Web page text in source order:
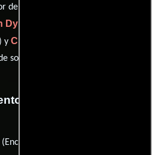
de micrófono),
Dykes
y Christian Wangler
sonido)
de vestuario
del vestuario)